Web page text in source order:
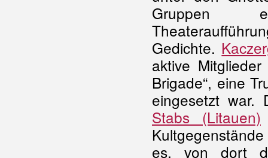
Gruppen
Gedichte.
aktive
Brigade“, eine
eingesetzt
Stabs (Litauen)
es, von dort